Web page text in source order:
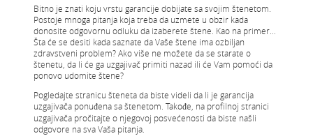
Bitno je znati koju vrstu garancije dobijate sa svojim štenetom.
Postoje mnoga pitanja koja treba da uzmete u obzir kada
donosite odgovornu odluku da izaberete štene. Kao na primer…
Šta će se desiti kada saznate da Vaše štene ima ozbiljan
zdravstveni problem? Ako više ne možete da se starate o
štenetu, da li će ga uzgajivač primiti nazad ili će Vam pomoći da
ponovo udomite štene?
Pogledajte stranicu šteneta da biste videli da li je garancija
uzgajivača ponuđena sa štenetom. Takođe, na profilnoj stranici
uzgajivača pročitajte o njegovoj posvećenosti da biste našli
odgovore na sva Vaša pitanja.